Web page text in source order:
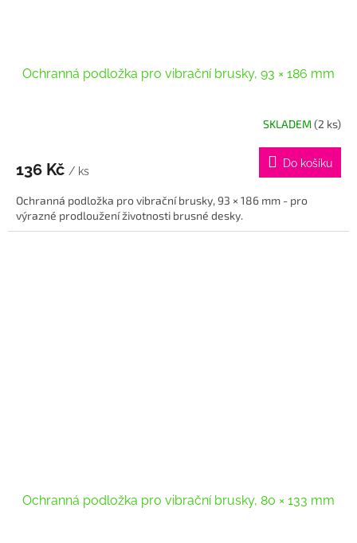
Ochranná podložka pro vibrační brusky, 93 × 186 mm
SKLADEM(2 ks)
136 Kč / ks
Do košíku
Ochranná podložka pro vibrační brusky, 93 × 186 mm - pro
výrazné prodloužení životnosti brusné desky.
Ochranná podložka pro vibrační brusky, 80 × 133 mm